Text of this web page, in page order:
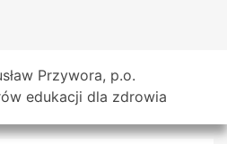
Przywora, p.o.
edukacji dla zdrowia